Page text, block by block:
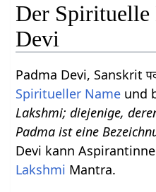
Der Spirituelle
Devi
Padma Devi, Sanskrit
Spiritueller Name und
Lakshmi; diejenige,
Padma ist eine
Devi kann
Lakshmi Mantra.